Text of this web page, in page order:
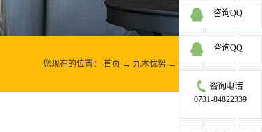
您现在的位置： 首页 → 九木优势 → 内容实用
咨询QQ
咨询QQ
0731-84822339